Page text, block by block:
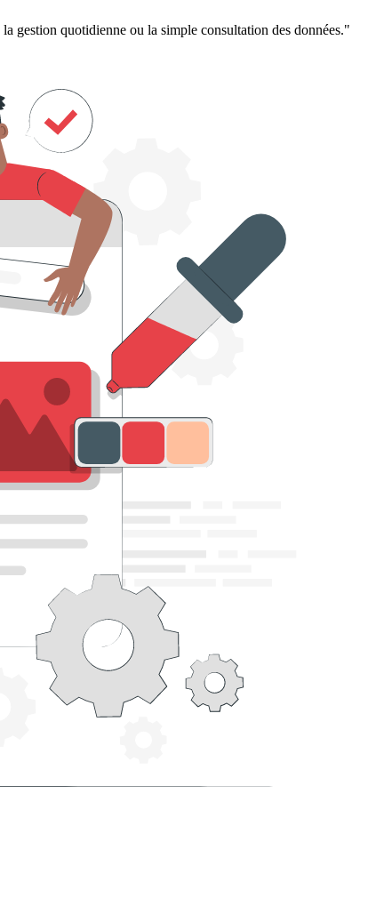
gestion quotidienne ou la simple consultation des données."